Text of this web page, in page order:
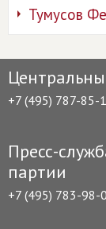
Тумусов
+7 (495) 787-85-
Пресс-
партии
+7 (495) 783-98-